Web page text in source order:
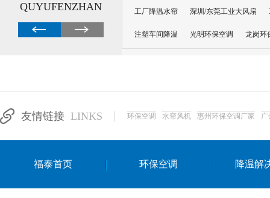
QUYUFENZHAN 工厂降温水帘 深圳/东莞工业大风扇
注塑车间降温 光明环保空调 龙岗环
达州工业省电安装
友情链接 LINKS 环保空调 水帘风机 惠州环保空调厂家 广
福泰首页 环保空调 降温解